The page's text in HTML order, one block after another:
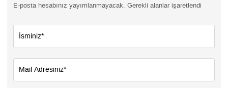
E-posta hesabınız yayımlanmayacak. Gerekli alanlar işaretlendi